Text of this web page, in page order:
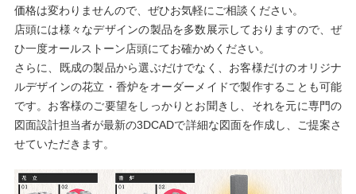
価格は変わりませんので、ぜひお気軽にご相談ください。
店頭には様々なデザインの製品を多数展示しておりますので、ぜ
ひ一度オールストーン店頭にてお確かめください。
さらに、既成の製品から選ぶだけでなく、お客様だけのオリジナ
ルデザインの花立・香炉をオーダーメイドで製作することも可能
です。お客様のご要望をしっかりとお聞きし、それを元に専門の
図面設計担当者が最新の3DCADで詳細な図面を作成し、ご提案さ
せていただきます。